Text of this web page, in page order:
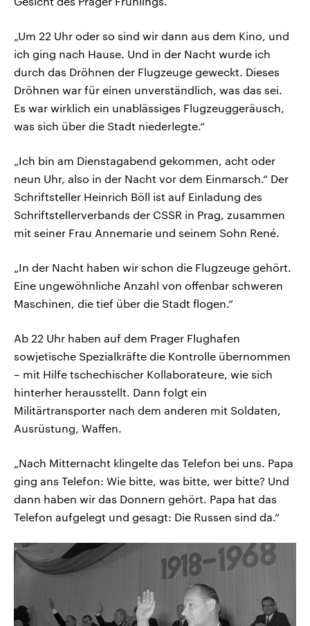
„Um 22 Uhr oder so sind wir dann aus dem Kino, und
ich ging nach Hause. Und in der Nacht wurde ich
durch das Dröhnen der Flugzeuge geweckt. Dieses
Dröhnen war für einen unverständlich, was das sei.
Es war wirklich ein unablässiges Flugzeuggeräusch,
was sich über die Stadt niederlegte.“
„Ich bin am Dienstagabend gekommen, acht oder
neun Uhr, also in der Nacht vor dem Einmarsch.“ Der
Schriftsteller Heinrich Böll ist auf Einladung des
Schriftstellerverbands der CSSR in Prag, zusammen
mit seiner Frau Annemarie und seinem Sohn René.
„In der Nacht haben wir schon die Flugzeuge gehört.
Eine ungewöhnliche Anzahl von offenbar schweren
Maschinen, die tief über die Stadt flogen.“
Ab 22 Uhr haben auf dem Prager Flughafen
sowjetische Spezialkräfte die Kontrolle übernommen
– mit Hilfe tschechischer Kollaborateure, wie sich
hinterher herausstellt. Dann folgt ein
Militärtransporter nach dem anderen mit Soldaten,
Ausrüstung, Waffen.
„Nach Mitternacht klingelte das Telefon bei uns. Papa
ging ans Telefon: Wie bitte, was bitte, wer bitte? Und
dann haben wir das Donnern gehört. Papa hat das
Telefon aufgelegt und gesagt: Die Russen sind da.“